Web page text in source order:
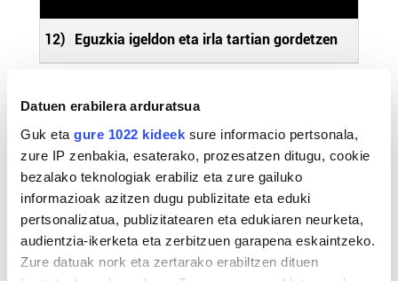
Datuen erabilera arduratsua
Guk eta gure 1022 kideek sure informacio pertsonala,
zure IP zenbakia, esaterako, prozesatzen ditugu, cookie
bezalako teknologiak erabiliz eta zure gailuko
informazioak azitzen dugu publizitate eta eduki
pertsonalizatua, publizitatearen eta edukiaren neurketa,
audientzia-ikerketa eta zerbitzuen garapena eskaintzeko.
Zure datuak nork eta zertarako erabiltzen dituen
12) Eguzkia igeldon eta irla tartian gordetzen